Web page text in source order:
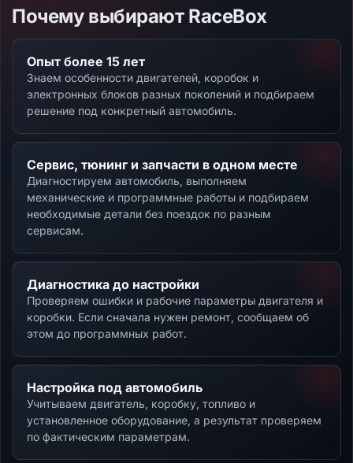
Почему выбирают RaceBox
Опыт более 15 лет
Знаем особенности двигателей, коробок и
электронных блоков разных поколений и подбираем
решение под конкретный автомобиль.
Сервис, тюнинг и запчасти в одном месте
Диагностируем автомобиль, выполняем
механические и программные работы и подбираем
необходимые детали без поездок по разным
сервисам.
Диагностика до настройки
Проверяем ошибки и рабочие параметры двигателя и
коробки. Если сначала нужен ремонт, сообщаем об
этом до программных работ.
Настройка под автомобиль
Учитываем двигатель, коробку, топливо и
установленное оборудование, а результат проверяем
по фактическим параметрам.